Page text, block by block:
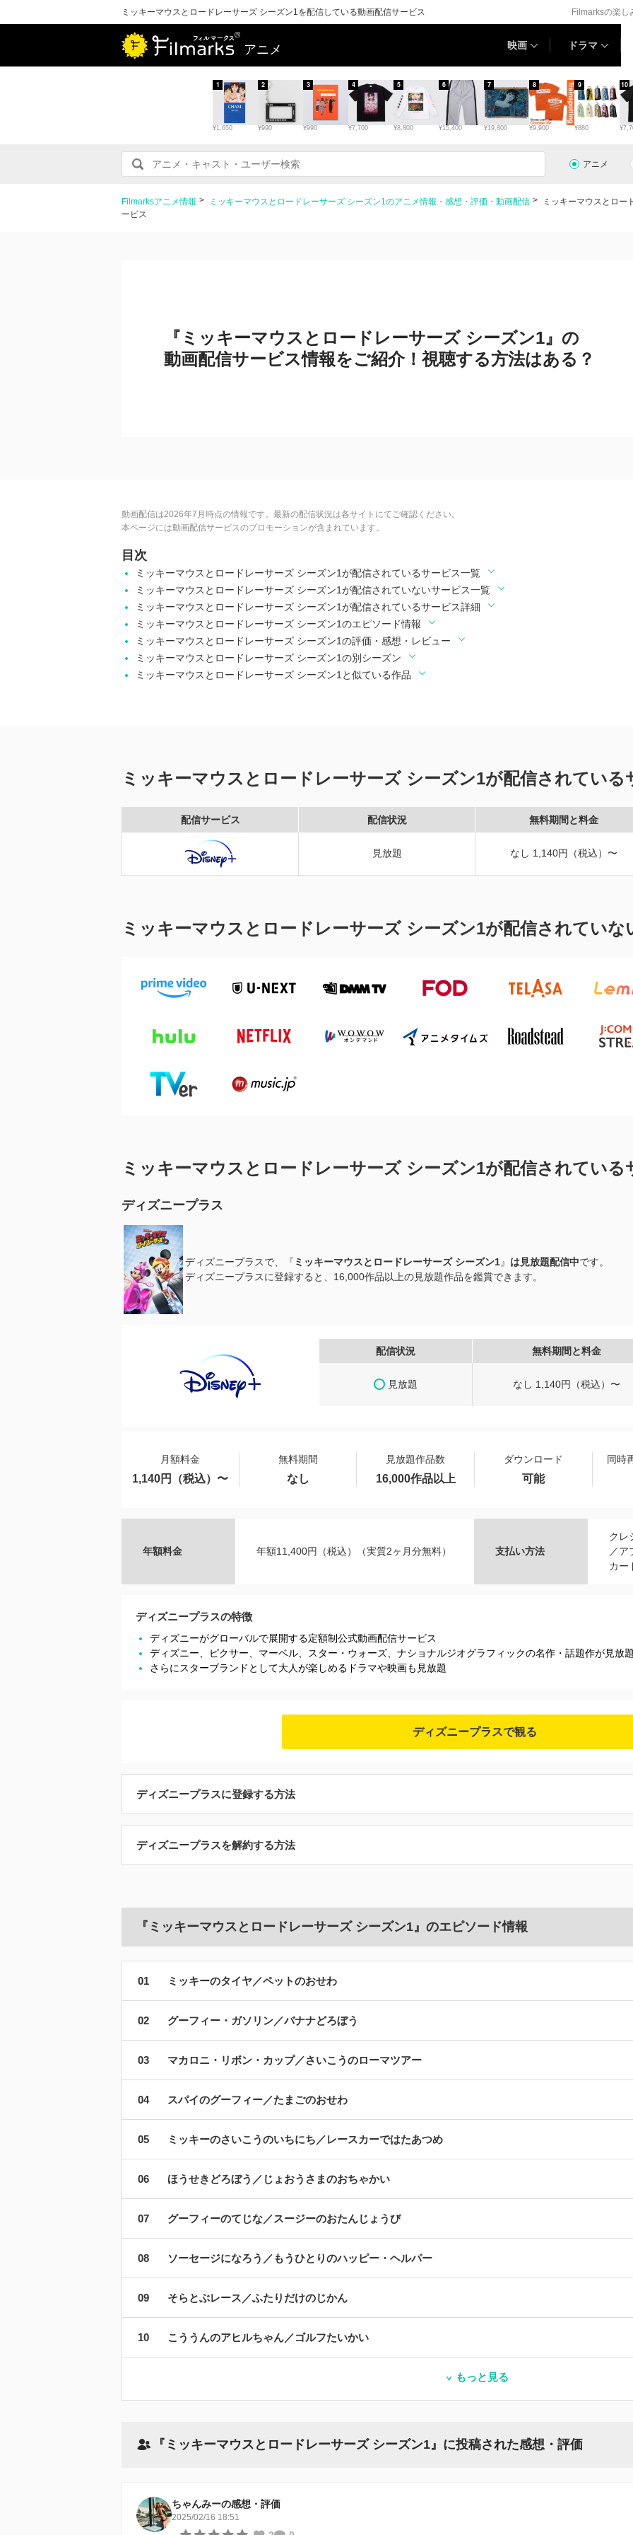
ミッキーマウスとロードレーサーズ シーズン1を配信している動画配信サービス Filmarksの楽し
アニメ 映画 ドラマ
¥1,650
1
¥990
2
¥990
3
¥7,700
4
¥8,800
5
¥15,400
6
¥19,800
7
¥9,900
8
¥880
9 10
アニメ
Filmarksアニメ情報 ミッキーマウスとロードレーサーズ シーズン1のアニメ情報・感想・評価・動画配信
ミッキーマウスとロー
ービス
『ミッキーマウスとロードレーサーズ シーズン1』の
動画配信サービス情報をご紹介！視聴する方法はある？
動画配信は2026年7月時点の情報です。最新の配信状況は各サイトにてご確認ください。
本ページには動画配信サービスのプロモーションが含まれています。
目次
ミッキーマウスとロードレーサーズ シーズン1が配信されているサービス一覧
ミッキーマウスとロードレーサーズ シーズン1が配信されていないサービス一覧
ミッキーマウスとロードレーサーズ シーズン1が配信されているサービス詳細
ミッキーマウスとロードレーサーズ シーズン1のエピソード情報
ミッキーマウスとロードレーサーズ シーズン1の評価・感想・レビュー
ミッキーマウスとロードレーサーズ シーズン1の別シーズン
ミッキーマウスとロードレーサーズ シーズン1と似ている作品
ミッキーマウスとロードレーサーズ シーズン1が配信されている
配信サービス 配信状況 無料期間と料金
見放題 なし 1,140円（税込）〜
ミッキーマウスとロードレーサーズ シーズン1が配信されていな
ミッキーマウスとロードレーサーズ シーズン1が配信されている
ディズニープラス
ディズニープラスで、『 ミッキーマウスとロードレーサーズ シーズン1』 は見放題配信中です。
ディズニープラスに登録すると、16,000作品以上の見放題作品を鑑賞できます。
配信状況 無料期間と料金
見放題 なし 1,140円（税込）〜
月額料金 無料期間 見放題作品数 ダウンロード 同時
1,140円（税込）〜 なし 16,000作品以上 可能
年額料金 年額11,400円（税込）（実質2ヶ月分無料） 支払い方法
クレ
／ア
カー
ディズニープラスの特徴
ディズニーがグローバルで展開する定額制公式動画配信サービス
ディズニー、ピクサー、マーベル、スター・ウォーズ、ナショナルジオグラフィックの名作・話題作が見放
さらにスターブランドとして大人が楽しめるドラマや映画も見放題
ディズニープラスで観る
ディズニープラスに登録する方法
ディズニープラスを解約する方法
『ミッキーマウスとロードレーサーズ シーズン1』のエピソード情報
ミッキーのタイヤ／ペットのおせわ
グーフィー・ガソリン／バナナどろぼう
マカロニ・リボン・カップ／さいこうのローマツアー
スパイのグーフィー／たまごのおせわ
ミッキーのさいこうのいちにち／レースカーではたあつめ
ほうせきどろぼう／じょおうさまのおちゃかい
グーフィーのてじな／スージーのおたんじょうび
ソーセージになろう／もうひとりのハッピー・ヘルパー
そらとぶレース／ふたりだけのじかん
こううんのアヒルちゃん／ゴルフたいかい
もっと見る
『ミッキーマウスとロードレーサーズ シーズン1』に投稿された感想・評価
ちゃんみーの感想・評価
2025/02/16 18:51